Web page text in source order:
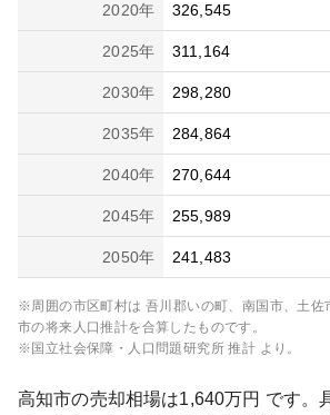
2020年 326,545
2025年 311,164
2030年 298,280
2035年 284,864
2040年 270,644
2045年 255,989
2050年 241,483
※周囲の市区町村は 吾川郡いの町、南国市、土
市の将来人口推計を合算したものです。
※国立社会保障・人口問題研究所 推計 より。
高知市の売却相場は1,640万円 です。